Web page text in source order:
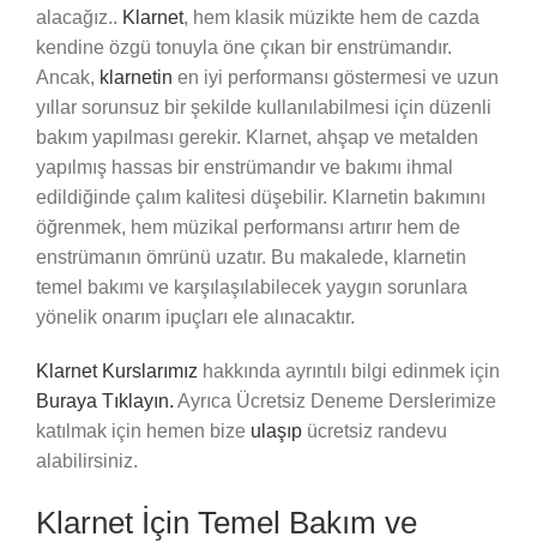
alacağız.. Klarnet, hem klasik müzikte hem de cazda
kendine özgü tonuyla öne çıkan bir enstrümandır.
Ancak, klarnetin en iyi performansı göstermesi ve uzun
yıllar sorunsuz bir şekilde kullanılabilmesi için düzenli
bakım yapılması gerekir. Klarnet, ahşap ve metalden
yapılmış hassas bir enstrümandır ve bakımı ihmal
edildiğinde çalım kalitesi düşebilir. Klarnetin bakımını
öğrenmek, hem müzikal performansı artırır hem de
enstrümanın ömrünü uzatır. Bu makalede, klarnetin
temel bakımı ve karşılaşılabilecek yaygın sorunlara
yönelik onarım ipuçları ele alınacaktır.
Klarnet Kurslarımız hakkında ayrıntılı bilgi edinmek için
Buraya Tıklayın. Ayrıca Ücretsiz Deneme Derslerimize
katılmak için hemen bize ulaşıpücretsiz randevu
alabilirsiniz.
Klarnet İçin Temel Bakım ve